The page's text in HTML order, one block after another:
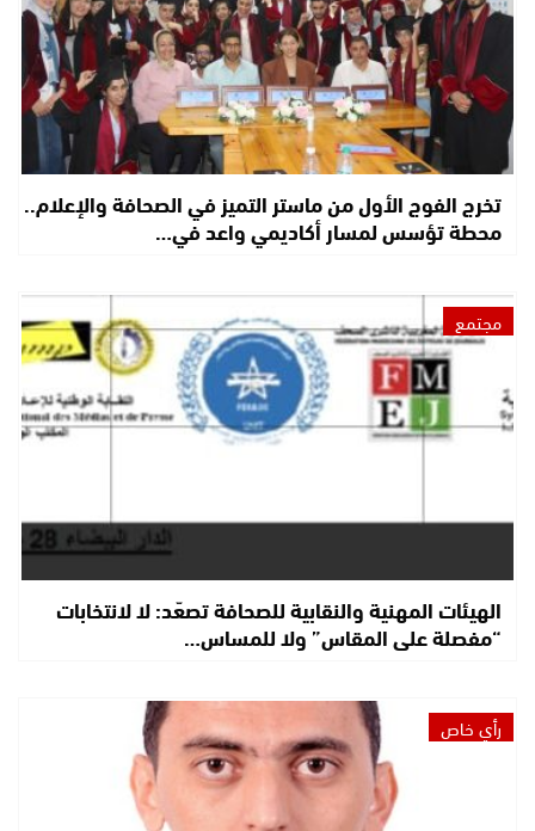
تخرج الفوج الأول من ماستر التميز في الصحافة والإعلام..
محطة تؤسس لمسار أكاديمي واعد في…
مجتمع
الهيئات المهنية والنقابية للصحافة تصعّد: لا لانتخابات
“مفصلة على المقاس” ولا للمساس…
رأي خاص